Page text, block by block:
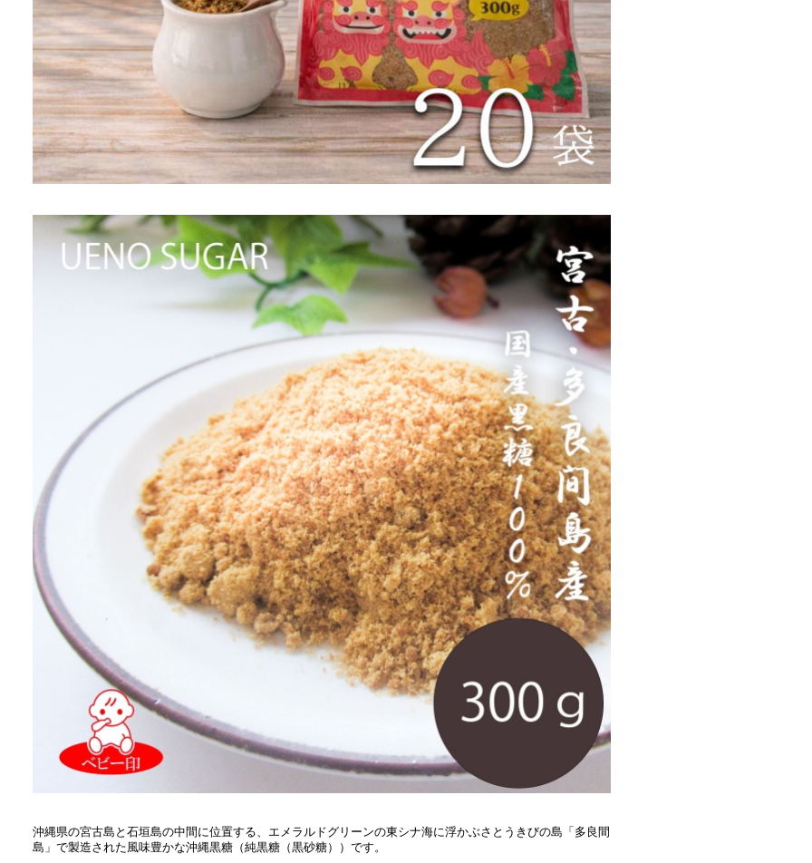
沖縄県の宮古島と石垣島の中間に位置する、エメラルドグリーンの東シナ海に浮かぶさとうきびの島「多良間
島」で製造された風味豊かな沖縄黒糖（純黒糖（黒砂糖））です。